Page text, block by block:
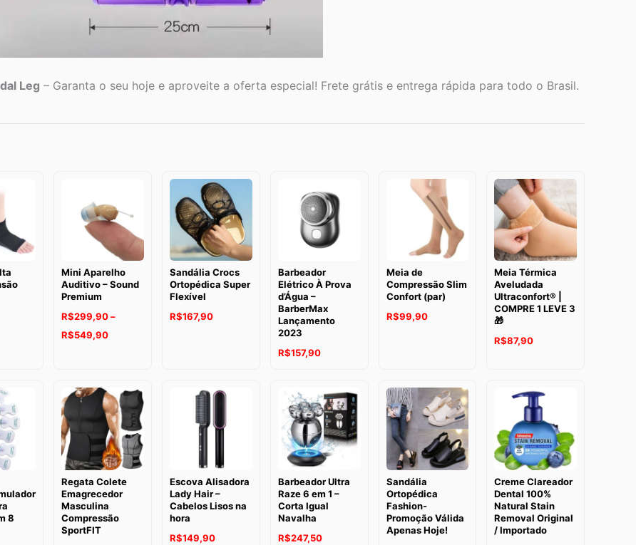
Leg – Garanta o seu hoje e aproveite a oferta especial! Frete grátis e entrega rápida para todo o Brasil.
Mini Aparelho
Auditivo – Sound
Premium
R$299,90 –
R$549,90Faixa
R$299,90
através
R$549,90
Sandália Crocs
Ortopédica Super
Flexível
R$167,90
Barbeador
Elétrico À Prova
d’Água –
BarberMax
Lançamento
2023
R$157,90
Meia de
Compressão Slim
Confort (par)
R$99,90
Meia Térmica
Aveludada
Ultraconfort® |
COMPRE 1 LEVE 3
🎁
R$87,90
8
Regata Colete
Emagrecedor
Masculina
Compressão
SportFIT
Escova Alisadora
Lady Hair –
Cabelos Lisos na
hora
R$149,90
Barbeador Ultra
Raze 6 em 1 –
Corta Igual
Navalha
R$247,50
Sandália
Ortopédica
Fashion-
Promoção Válida
Apenas Hoje!
Creme Clareador
Dental 100%
Natural Stain
Removal Original
/ Importado